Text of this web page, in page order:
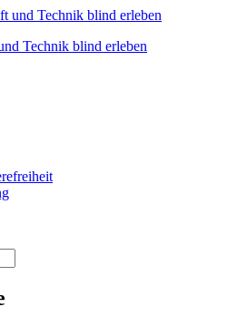
Technik blind erleben